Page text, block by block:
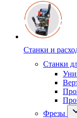
Станки и
Станки
Фрезы